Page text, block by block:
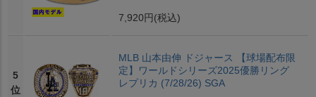
7,920円 (税込)
5
位
MLB 山本由伸 ドジャース 【球場配布限
定】ワールドシリーズ2025優勝リング
レプリカ (7/28/26) SGA